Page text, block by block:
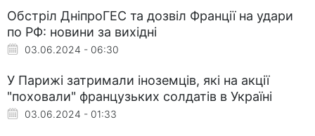
Обстріл ДніпроГЕС та дозвіл Франції на удари
по РФ: новини за вихідні
03.06.2024 - 06:30
У Парижі затримали іноземців, які на акції
"поховали" французьких солдатів в Україні
03.06.2024 - 01:33